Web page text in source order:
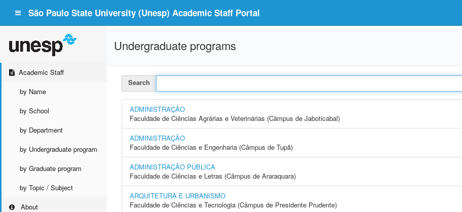
São Paulo State University (Unesp) Academic Staff Portal
Academic Staff
by Name
by School
by Department
by Undergraduate program
by Graduate program
by Topic / Subject
About
Undergraduate programs
Search
ADMINISTRAÇÃO
Faculdade de Ciências Agrárias e Veterinárias (Câmpus de Jaboticabal)
ADMINISTRAÇÃO
Faculdade de Ciências e Engenharia (Câmpus de Tupã)
ADMINISTRAÇÃO PÚBLICA
Faculdade de Ciências e Letras (Câmpus de Araraquara)
ARQUITETURA E URBANISMO
Faculdade de Ciências e Tecnologia (Câmpus de Presidente Prudente)